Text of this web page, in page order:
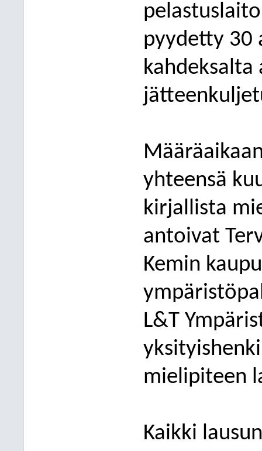
pyydetty 30
yhteensä
kirjallista
antoivat
Kemin
L&T
mielipiteen
Kaikki